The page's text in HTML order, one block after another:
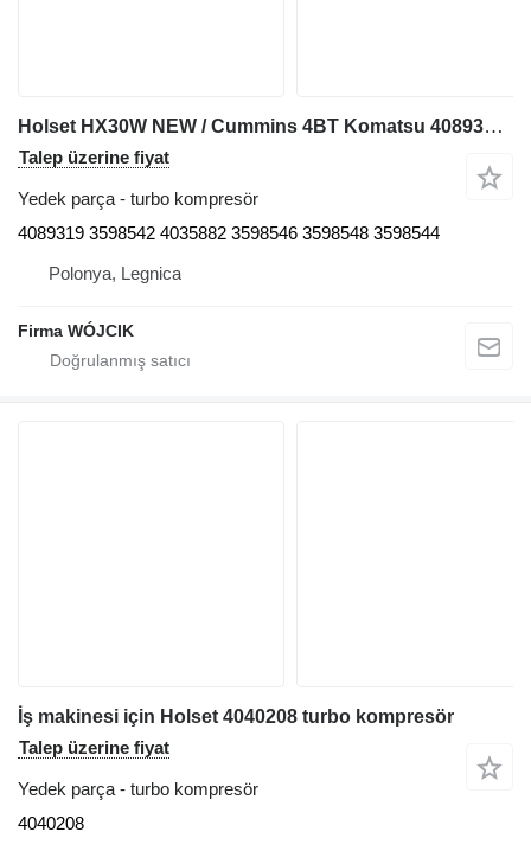
Holset HX30W NEW / Cummins 4BT Komatsu 4089319 turbo kompresör
Talep üzerine fiyat
Yedek parça - turbo kompresör
4089319 3598542 4035882 3598546 3598548 3598544
Polonya, Legnica
Firma WÓJCIK
İş makinesi için Holset 4040208 turbo kompresör
Talep üzerine fiyat
Yedek parça - turbo kompresör
4040208